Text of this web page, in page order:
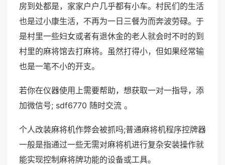
房到处都是，家家户户几乎都有小车。村民们的生活
也是过小康生活，不再为一日三餐为而奔波劳碌。于
是村里一些妇女或者有退休金的老人就会时不时的到
村里的麻将馆去打麻将。虽然打得小，但如果经常输
也是一笔不小的开支。
若你在仪器使用上需要帮助，想获取一对一指导，添
加微信号; sdf6770 随时交流 。
个人改装麻将机作弊会被抓吗;普通麻将机程序控牌器
一般是指通过一些无需对麻将机进行复杂安装操作就
能实现控制麻将牌功能的设备或工具。